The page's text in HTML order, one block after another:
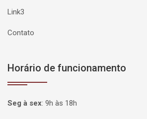
Link3
Contato
Horário de funcionamento
Seg à sex: 9h às 18h